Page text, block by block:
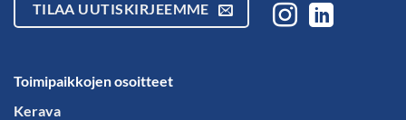
TILAA UUTISKIRJEEMME
Toimipaikkojen osoitteet
Kerava